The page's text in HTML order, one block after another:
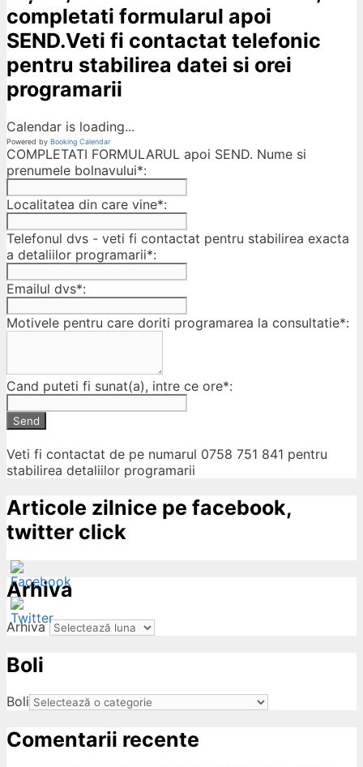
completati formularul apoi
SEND.Veti fi contactat telefonic
pentru stabilirea datei si orei
programarii
Calendar is loading...
Powered by Booking Calendar
COMPLETATI FORMULARUL apoi SEND. Nume si
prenumele bolnavului*:
Localitatea din care vine*:
Telefonul dvs - veti fi contactat pentru stabilirea exacta
a detaliilor programarii*:
Emailul dvs*:
Motivele pentru care doriti programarea la consultatie*:
Cand puteti fi sunat(a), intre ce ore*:
Send
Veti fi contactat de pe numarul 0758 751 841 pentru
stabilirea detaliilor programarii
Articole zilnice pe facebook,
twitter click
Arhiva
Arhiva
Boli
Boli
Comentarii recente